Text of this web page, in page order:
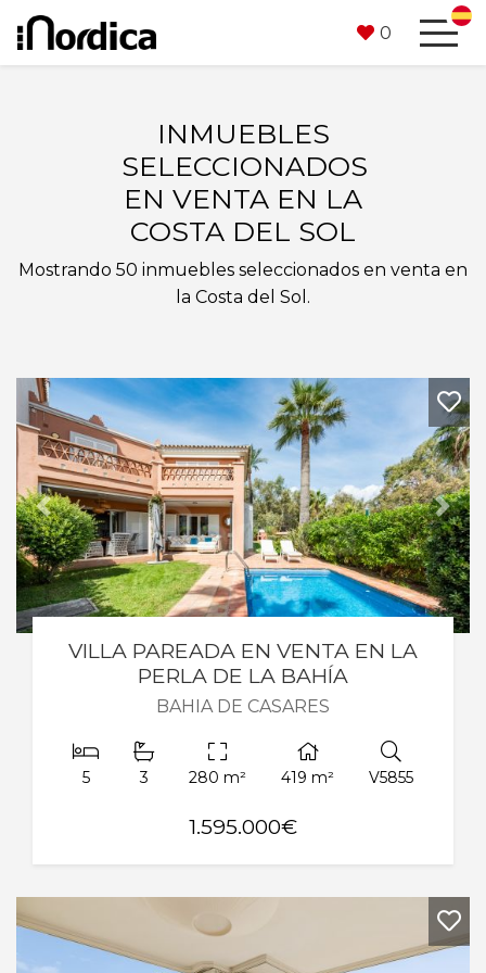
0
INMUEBLES
SELECCIONADOS
EN VENTA EN LA
COSTA DEL SOL
Mostrando 50 inmuebles seleccionados en venta en
la Costa del Sol.
Anterior
VILLA PAREADA EN VENTA EN LA
PERLA DE LA BAHÍA
BAHIA DE CASARES
5 3 280 m² 419 m² V5855
1.595.000€